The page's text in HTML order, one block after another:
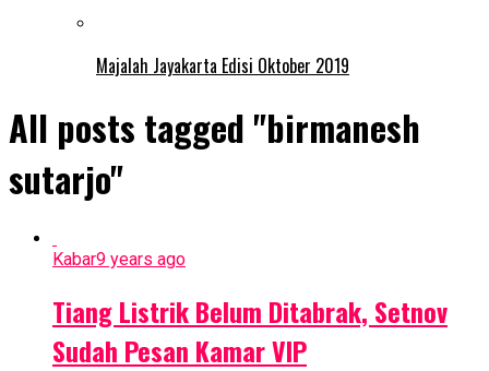
Majalah Jayakarta Edisi Oktober 2019
All posts tagged "birmanesh
sutarjo"
Kabar9 years ago
Tiang Listrik Belum Ditabrak, Setnov
Sudah Pesan Kamar VIP